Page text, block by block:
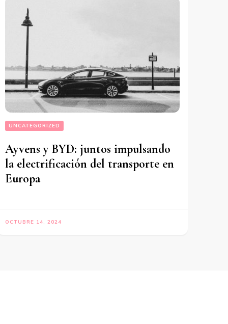
UNCATEGORIZED
Ayvens y BYD: juntos impulsando
la electrificación del transporte en
Europa
OCTUBRE 14, 2024